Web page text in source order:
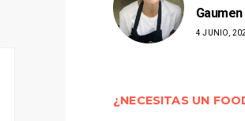
4 JUNIO,
¿NECESITAS UN